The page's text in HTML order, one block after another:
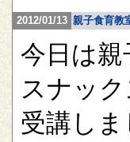
2012/01/13 親子食育教
今日は
スナッ
受講しま